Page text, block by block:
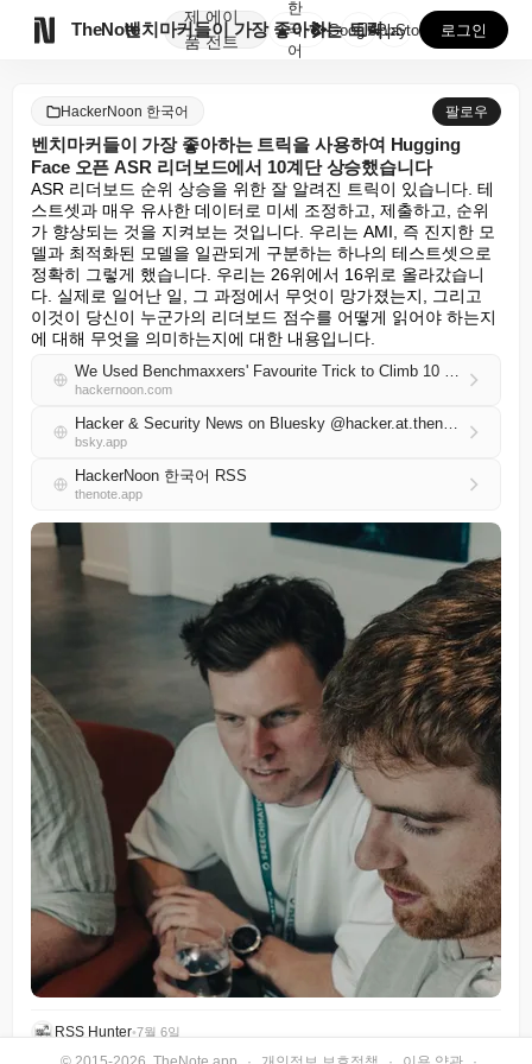
TheNote
제
품
에이
전트
벤치마커들이 가장 좋아하는 트릭을 사용하여 Huggin...
한
국
어
GooglePlay
AppStore 로그인
HackerNoon 한국어 팔로우
벤치마커들이 가장 좋아하는 트릭을 사용하여 Hugging
Face 오픈 ASR 리더보드에서 10계단 상승했습니다
ASR 리더보드 순위 상승을 위한 잘 알려진 트릭이 있습니다. 테
스트셋과 매우 유사한 데이터로 미세 조정하고, 제출하고, 순위
가 향상되는 것을 지켜보는 것입니다. 우리는 AMI, 즉 진지한 모
델과 최적화된 모델을 일관되게 구분하는 하나의 테스트셋으로
정확히 그렇게 했습니다. 우리는 26위에서 16위로 올라갔습니
다. 실제로 일어난 일, 그 과정에서 무엇이 망가졌는지, 그리고
이것이 당신이 누군가의 리더보드 점수를 어떻게 읽어야 하는지
에 대해 무엇을 의미하는지에 대한 내용입니다.
We Used Benchmaxxers' Favourite Trick to Climb 10 Places on the Hugging Face Open ASR Leaderboard
hackernoon.com
Hacker & Security News on Bluesky @hacker.at.thenote.app
bsky.app
HackerNoon 한국어 RSS
thenote.app
RSS Hunter•7월 6일